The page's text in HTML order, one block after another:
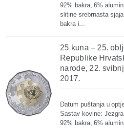
92% bakra, 6%
slitine srebrnasta
bakra i...
25 kuna – 25.
Republike
narode, 22.
2017.
Datum puštanja u
Sastav kovine:
92% bakra, 6%